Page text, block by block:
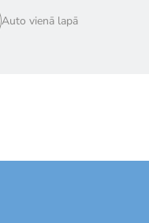
Auto vienā lapā